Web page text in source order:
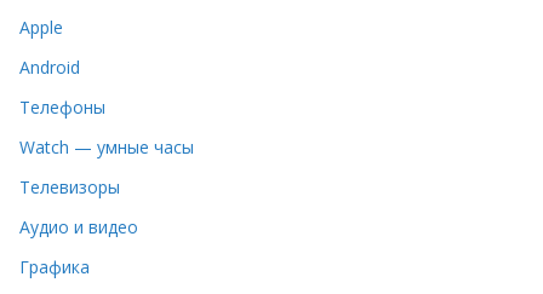
Apple
Android
Телефоны
Watch — умные часы
Телевизоры
Аудио и видео
Графика